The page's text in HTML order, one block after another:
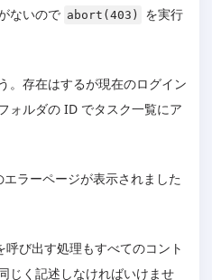
ないので abort(403)
を実行
。存在はするが現在のログイン
ォルダの ID でタスク一覧にア
ラーページが表示されました
呼び出す処理もすべてのコント
じく記述しなければいけませ